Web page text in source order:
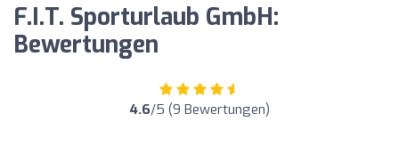
F.I.T. Sporturlaub GmbH:
Bewertungen
4.6/5 (9 Bewertungen)